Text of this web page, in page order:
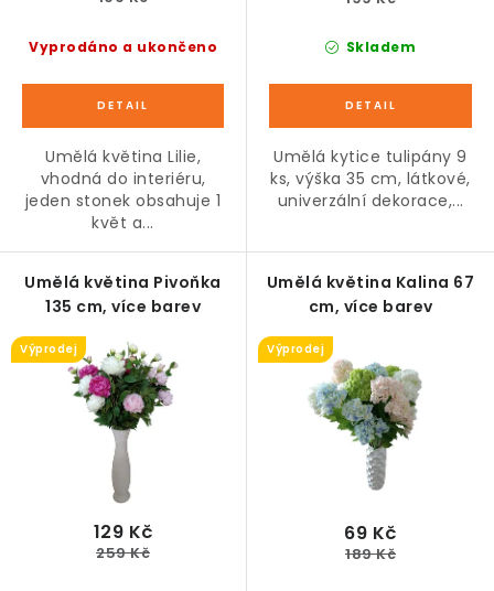
Vyprodáno a ukončeno
Umělá květina Lilie,
vhodná do interiéru,
jeden stonek obsahuje 1
květ a...
Skladem
Umělá kytice tulipány 9
ks, výška 35 cm, látkové,
univerzální dekorace,...
Umělá květina Pivoňka
135 cm, více barev
Výprodej
129 Kč
259 Kč
Umělá květina Kalina 67
cm, více barev
Výprodej
69 Kč
189 Kč